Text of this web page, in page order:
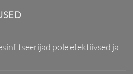
pole efektiivsed ja